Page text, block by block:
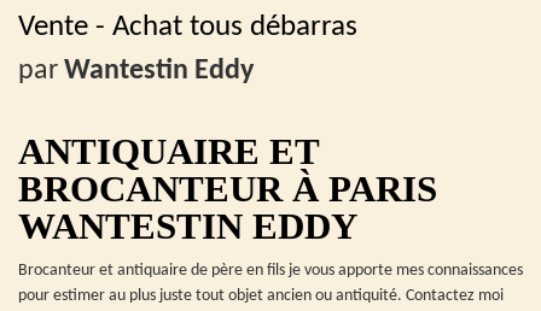
Vente - Achat tous débarras
par Wantestin Eddy
ANTIQUAIRE ET
BROCANTEUR À PARIS
WANTESTIN EDDY
Brocanteur et antiquaire de père en fils je vous apporte mes connaissances
pour estimer au plus juste tout objet ancien ou antiquité. Contactez moi